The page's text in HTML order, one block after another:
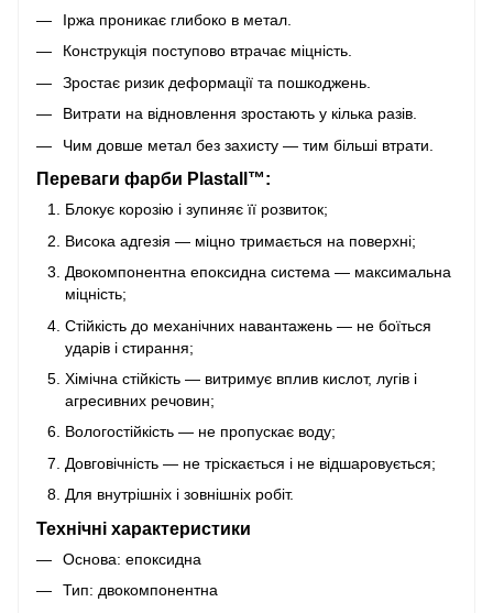
Іржа проникає глибоко в метал.
Конструкція поступово втрачає міцність.
Зростає ризик деформації та пошкоджень.
Витрати на відновлення зростають у кілька разів.
Чим довше метал без захисту — тим більші втрати.
Переваги фарби Plastall™:
Блокує корозію і зупиняє її розвиток;
Висока адгезія — міцно тримається на поверхні;
Двокомпонентна епоксидна система — максимальна
міцність;
Стійкість до механічних навантажень — не боїться
ударів і стирання;
Хімічна стійкість — витримує вплив кислот, лугів і
агресивних речовин;
Вологостійкість — не пропускає воду;
Довговічність — не тріскається і не відшаровується;
Для внутрішніх і зовнішніх робіт.
Технічні характеристики
Основа: епоксидна
Тип: двокомпонентна